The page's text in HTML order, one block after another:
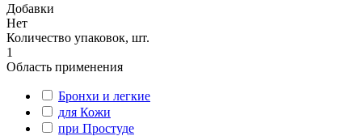
Добавки
Нет
Количество упаковок, шт.
1
Область применения
Бронхи и легкие
для Кожи
при Простуде